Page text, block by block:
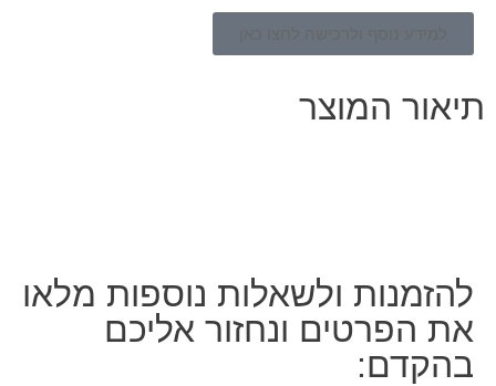
למידע נוסף ולרכישה לחצו כאן
תיאור המוצר
להזמנות ולשאלות נוספות מלאו
את הפרטים ונחזור אליכם
בהקדם: